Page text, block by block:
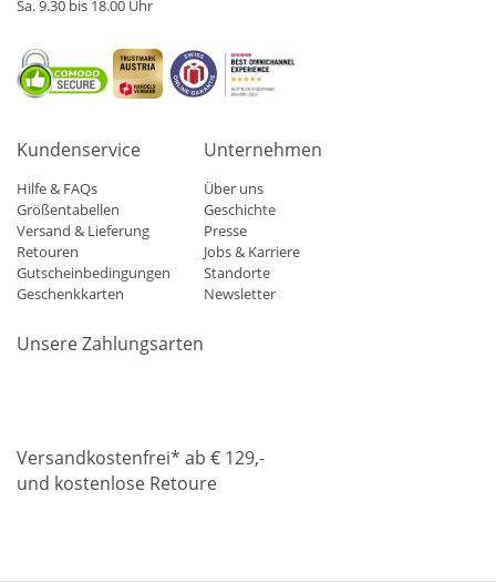
Sa. 9.30 bis 18.00 Uhr
Kundenservice
Hilfe & FAQs
Größentabellen
Versand & Lieferung
Retouren
Gutscheinbedingungen
Geschenkkarten
Unternehmen
Über uns
Geschichte
Presse
Jobs & Karriere
Standorte
Newsletter
Unsere Zahlungsarten
Versandkostenfrei* ab € 129,-
und kostenlose Retoure